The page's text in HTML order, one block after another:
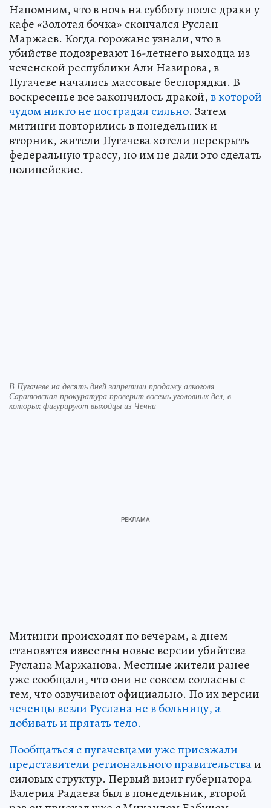
Напомним, что в ночь на субботу после драки у
кафе «Золотая бочка» скончался Руслан
Маржаев. Когда горожане узнали, что в
убийстве подозревают 16-летнего выходца из
чеченской республики Али Назирова, в
Пугачеве начались массовые беспорядки. В
воскресенье все закончилось дракой,в которой
чудом никто не пострадал сильно. Затем
митинги повторились в понедельник и
вторник, жители Пугачева хотели перекрыть
федеральную трассу, но им не дали это сделать
полицейские.
В Пугачеве на десять дней запретили продажу алкоголя
Саратовская прокуратура проверит восемь уголовных дел, в
которых фигурируют выходцы из Чечни
Митинги происходят по вечерам, а днем
становятся известны новые версии убийтсва
Руслана Маржанова. Местные жители ранее
уже сообщали, что они не совсем согласны с
тем, что озвучивают официально. По их версии
чеченцы везли Руслана не в больницу, а
добивать и прятать тело.
Пообщаться с пугачевцами уже приезжали
представители регионального правительстваи
силовых структур. Первый визит губернатора
Валерия Радаева был в понедельник, второй